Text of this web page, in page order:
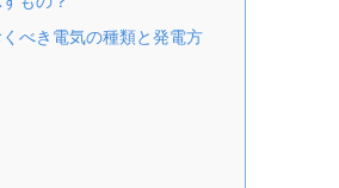
べき電気の種類と発電方